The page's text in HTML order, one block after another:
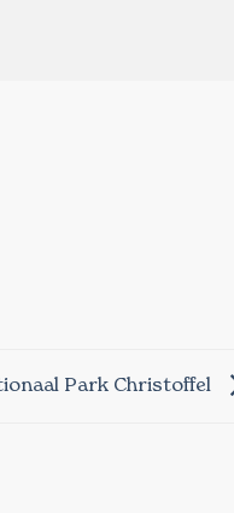
Park Christoffel